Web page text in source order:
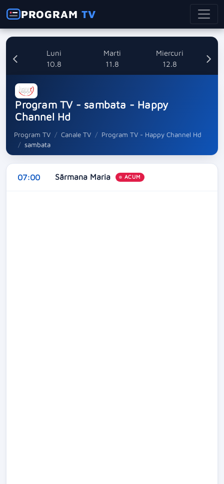
PROGRAMTV
Luni
10.8
Marti
11.8
Miercuri
12.8
Program TV - sambata - Happy
Channel Hd
Program TV Canale TV
Program TV - Happy Channel Hd
sambata
07:00 Sărmana Maria ACUM